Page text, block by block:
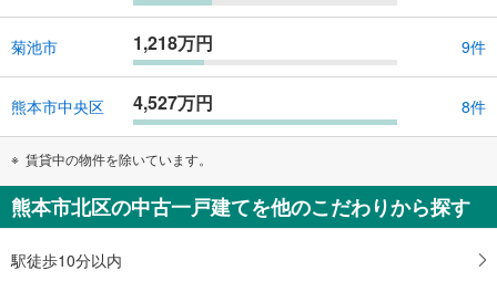
菊池市 1,218万円 9件
熊本市中央区 4,527万円 8件
賃貸中の物件を除いています。
熊本市北区の中古一戸建てを他のこだわりから探す
駅徒歩10分以内